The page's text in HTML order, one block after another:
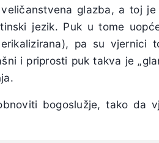
glazba, a toj
jezik. Puk u tome
pa su vjernici
i priprosti puk takva je
bogoslužje, tako da